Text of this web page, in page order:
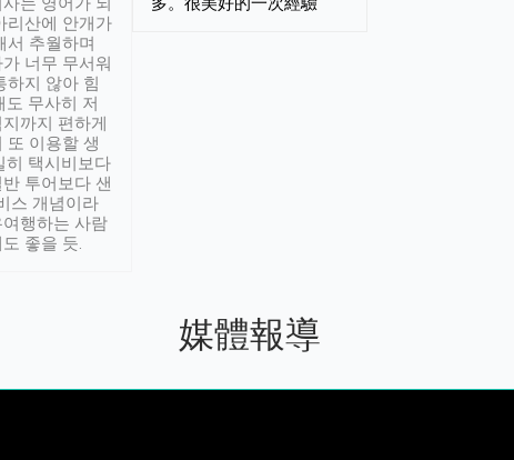
리산에 안개가
서 추월하며
너무 무서워
하지 않아 힘
도 무사히 저
까지 편하게
또 이용할 생
히 택시비보다
투어보다 샌
스 개념이라
행하는 사람
좋을 듯.
媒體報導